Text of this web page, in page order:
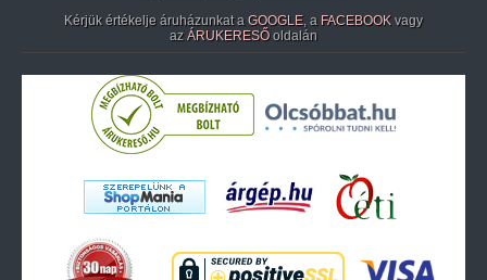
Kérjük értékelje áruházunkat a GOOGLE, a FACEBOOK vagy
az ÁRUKERESŐ oldalán